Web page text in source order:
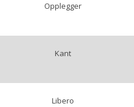
Opplegger
Kant
Libero